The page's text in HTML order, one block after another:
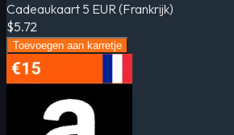
Cadeaukaart 5 EUR (Frankrijk)
$5.72
Toevoegen aan karretje